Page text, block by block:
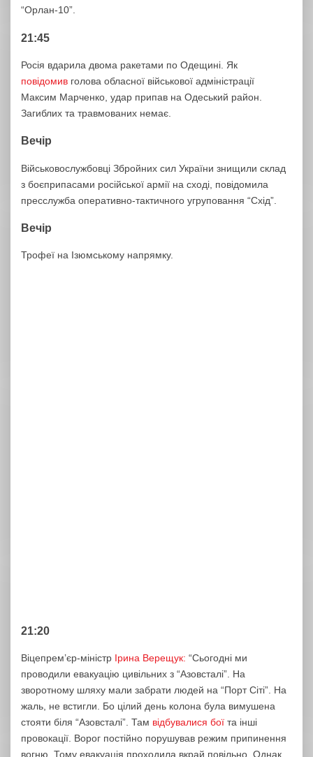
“Орлан-10”.
21:45
Росія вдарила двома ракетами по Одещині. Як
повідомив голова обласної військової адміністрації
Максим Марченко, удар припав на Одеський район.
Загиблих та травмованих немає.
Вечір
Військовослужбовці Збройних сил України знищили склад
з боєприпасами російської армії на сході, повідомила
пресслужба оперативно-тактичного угруповання “Схід”.
Вечір
Трофеї на Ізюмському напрямку.
21:20
Віцепрем’єр-міністр Ірина Верещук: “Сьогодні ми
проводили евакуацію цивільних з “Азовсталі”. На
зворотному шляху мали забрати людей на “Порт Сіті”. На
жаль, не встигли. Бо цілий день колона була вимушена
стояти біля “Азовсталі”. Там відбувалися бої та інші
провокації. Ворог постійно порушував режим припинення
вогню. Тому евакуація проходила вкрай повільно. Однак